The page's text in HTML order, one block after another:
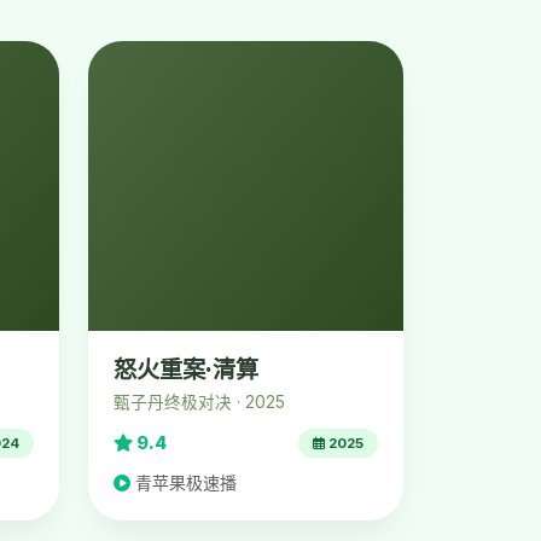
怒火重案·清算
甄子丹终极对决 · 2025
9.4 2025
青苹果极速播